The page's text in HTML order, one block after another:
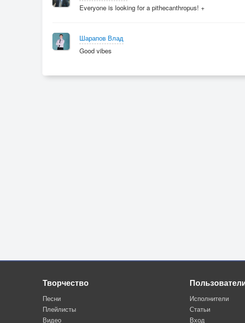
Everyone is looking for a pithecanthropus! +
Шарапов Влад
Good vibes
Творчество
Песни
Плейлисты
Видео
Исполнители
Статьи
Вход